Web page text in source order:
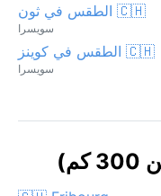
🇨🇭 الطقس في ثون
سويسرا
🇨🇭 الطقس في كوينز
سويسرا